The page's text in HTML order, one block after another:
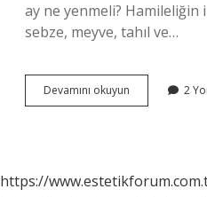
ay ne yenmeli? Hamileliğin
sebze, meyve, tahıl ve…
Devamını okuyun Hamileler
Her
2
https://